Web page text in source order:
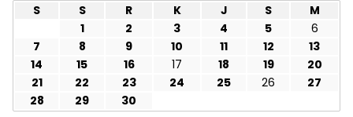
S
S R K J S
M
1
2 3 4 5
6
7
8 9 10 11 12
13
14
15 16 17 18 19
20
21
22 23 24 25 26
27
28
29
30